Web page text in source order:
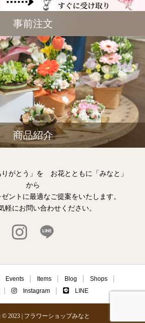
事前注文
商品紹介
がとう」を お花とともに「みなと」
から
ントに最適なご提案をいたします。
軽にお問い合わせください。
Events Items Blog
Shops
Instagram LINE
© 2023 | フラワーショップみなと